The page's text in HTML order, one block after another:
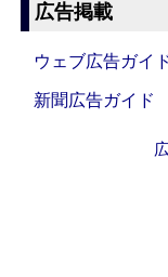
広告掲載
ウェブ広告ガイ
新聞広告ガイド